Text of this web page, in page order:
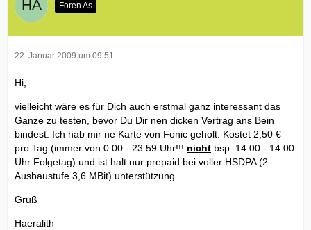
Foren As
22. Januar 2009 um 09:51
Hi,
vielleicht wäre es für Dich auch erstmal ganz interessant das
Ganze zu testen, bevor Du Dir nen dicken Vertrag ans Bein
bindest. Ich hab mir ne Karte von Fonic geholt. Kostet 2,50 €
pro Tag (immer von 0.00 - 23.59 Uhr!!! nicht bsp. 14.00 - 14.00
Uhr Folgetag) und ist halt nur prepaid bei voller HSDPA (2.
Ausbaustufe 3,6 MBit) unterstützung.
Gruß
Haeralith